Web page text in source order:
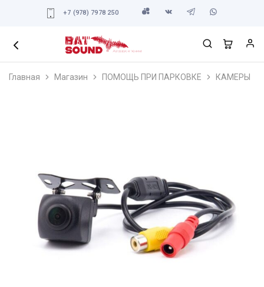
+7 (978) 7978 250
Главная Магазин ПОМОЩЬ ПРИ ПАРКОВКЕ КАМЕРЫ